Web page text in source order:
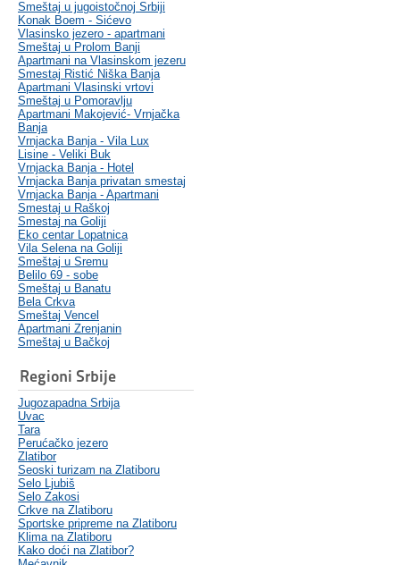
Smeštaj u jugoistočnoj Srbiji
Konak Boem - Sićevo
Vlasinsko jezero - apartmani
Smeštaj u Prolom Banji
Apartmani na Vlasinskom jezeru
Smestaj Ristić Niška Banja
Apartmani Vlasinski vrtovi
Smeštaj u Pomoravlju
Apartmani Makojević- Vrnjačka
Banja
Vrnjacka Banja - Vila Lux
Lisine - Veliki Buk
Vrnjacka Banja - Hotel
Vrnjacka Banja privatan smestaj
Vrnjacka Banja - Apartmani
Smestaj u Raškoj
Smestaj na Goliji
Eko centar Lopatnica
Vila Selena na Goliji
Smeštaj u Sremu
Belilo 69 - sobe
Smeštaj u Banatu
Bela Crkva
Smeštaj Vencel
Apartmani Zrenjanin
Smeštaj u Bačkoj
Regioni Srbije
Jugozapadna Srbija
Uvac
Tara
Perućačko jezero
Zlatibor
Seoski turizam na Zlatiboru
Selo Ljubiš
Selo Zakosi
Crkve na Zlatiboru
Sportske pripreme na Zlatiboru
Klima na Zlatiboru
Kako doći na Zlatibor?